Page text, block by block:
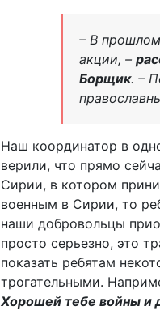
– В
акции, –
Борщик. –
Наш координатор в
верили, что прямо
Сирии, в котором
военным в Сирии, то
наши добровольцы
просто серьезно, это
показать ребятам
трогательными.
Хорошей тебе войны и